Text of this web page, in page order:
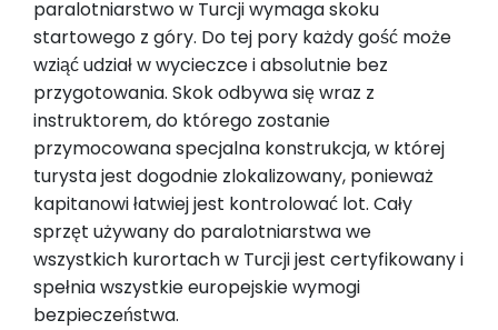
paralotniarstwo w Turcji wymaga skoku
startowego z góry. Do tej pory każdy gość może
wziąć udział w wycieczce i absolutnie bez
przygotowania. Skok odbywa się wraz z
instruktorem, do którego zostanie
przymocowana specjalna konstrukcja, w której
turysta jest dogodnie zlokalizowany, ponieważ
kapitanowi łatwiej jest kontrolować lot. Cały
sprzęt używany do paralotniarstwa we
wszystkich kurortach w Turcji jest certyfikowany i
spełnia wszystkie europejskie wymogi
bezpieczeństwa.